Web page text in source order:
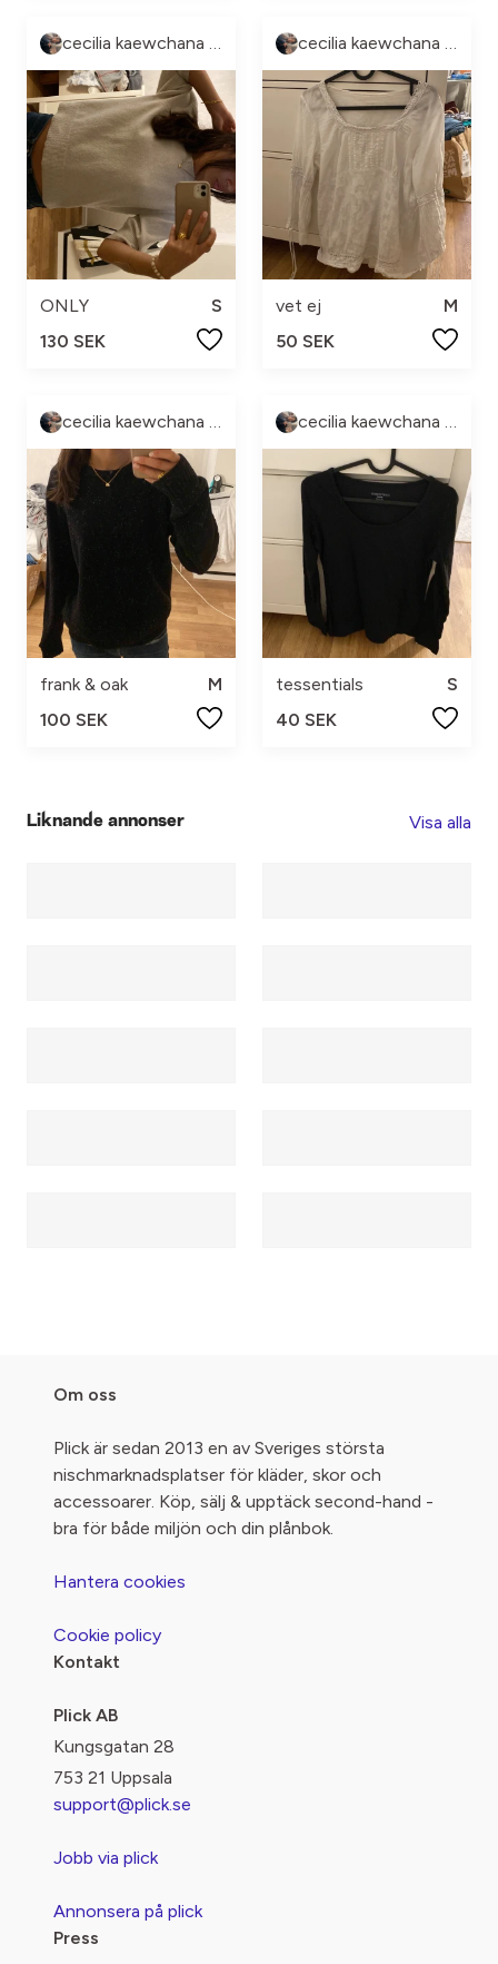
ONLY
S
130 SEK
vet ej
M
50 SEK
frank & oak
M
100 SEK
tessentials
S
40 SEK
Liknande annonser Visa alla
Om oss
Plick är sedan 2013 en av Sveriges största
nischmarknadsplatser för kläder, skor och
accessoarer. Köp, sälj & upptäck second-hand -
bra för både miljön och din plånbok.
Hantera cookies
Cookie policy
Kontakt
Plick AB
Kungsgatan 28
753 21 Uppsala
support@plick.se
Jobb via plick
Annonsera på plick
Press